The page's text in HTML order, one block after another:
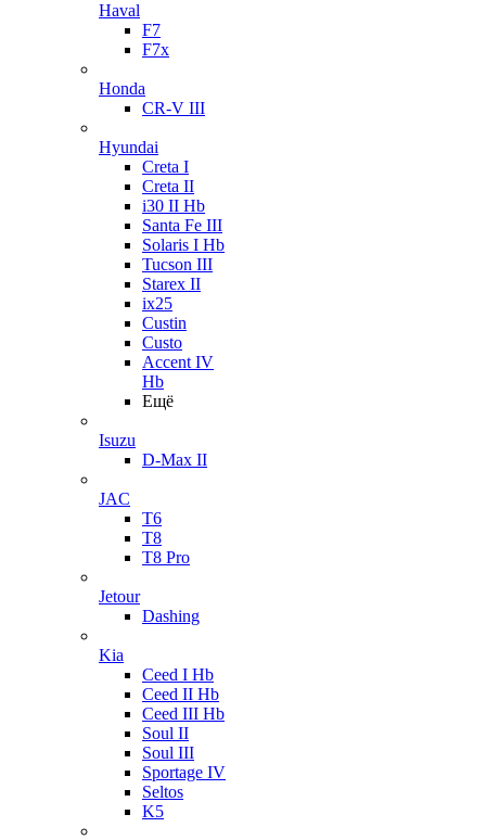
Haval
F7
F7x
Honda
CR-V III
Hyundai
Creta I
Creta II
i30 II Hb
Santa Fe III
Solaris I Hb
Tucson III
Starex II
ix25
Custin
Custo
Accent IV
Hb
Ещё
Isuzu
D-Max II
JAC
T6
T8
T8 Pro
Jetour
Dashing
Kia
Ceed I Hb
Ceed II Hb
Ceed III Hb
Soul II
Soul III
Sportage IV
Seltos
K5